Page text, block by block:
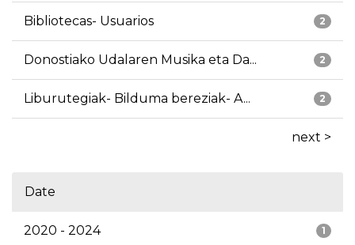
2
Bibliotecas- Usuarios
2
Donostiako Udalaren Musika eta Da...
2
Liburutegiak- Bilduma bereziak- A...
next >
Date
1
2020 - 2024